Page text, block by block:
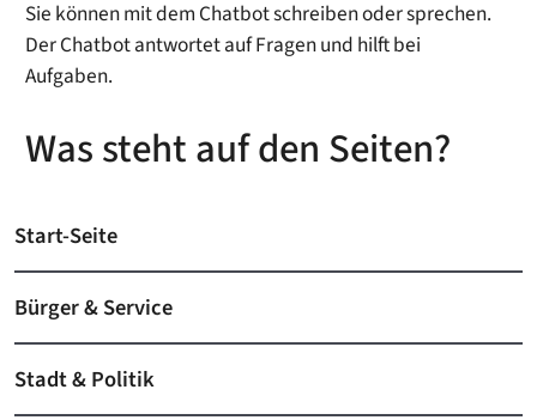
Sie können mit dem Chatbot schreiben oder sprechen.
Der Chatbot antwortet auf Fragen und hilft bei
Aufgaben.
Was steht auf den Seiten?
Start-Seite
Bürger & Service
Stadt & Politik